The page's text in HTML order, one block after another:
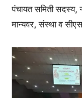
पंचायत समिती सदस्य,
मान्यवर, संस्था व